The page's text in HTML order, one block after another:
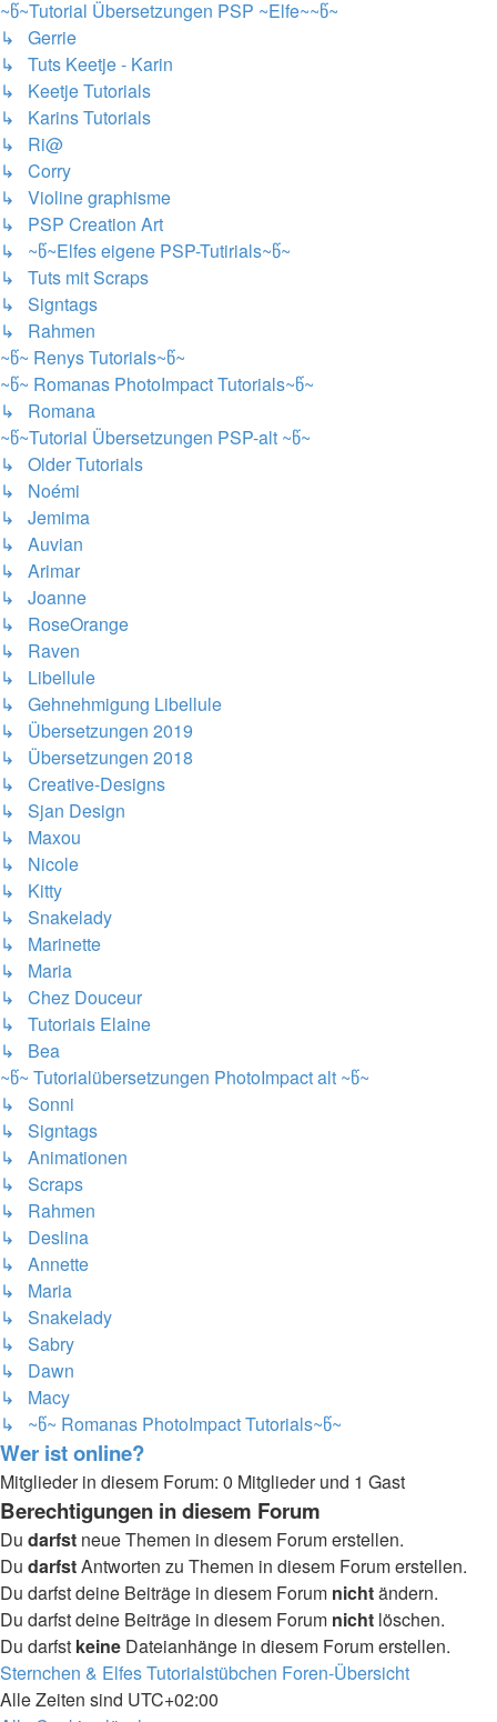
~წ~Tutorial Übersetzungen PSP ~Elfe~~წ~
↳ Gerrie
↳ Tuts Keetje - Karin
↳ Keetje Tutorials
↳ Karins Tutorials
↳ Ri@
↳ Corry
↳ Violine graphisme
↳ PSP Creation Art
↳ ~წ~Elfes eigene PSP-Tutirials~წ~
↳ Tuts mit Scraps
↳ Signtags
↳ Rahmen
~წ~ Renys Tutorials~წ~
~წ~ Romanas PhotoImpact Tutorials~წ~
↳ Romana
~წ~Tutorial Übersetzungen PSP-alt ~წ~
↳ Older Tutorials
↳ Noémi
↳ Jemima
↳ Auvian
↳ Arimar
↳ Joanne
↳ RoseOrange
↳ Raven
↳ Libellule
↳ Gehnehmigung Libellule
↳ Übersetzungen 2019
↳ Übersetzungen 2018
↳ Creative-Designs
↳ Sjan Design
↳ Maxou
↳ Nicole
↳ Kitty
↳ Snakelady
↳ Marinette
↳ Maria
↳ Chez Douceur
↳ Tutoriais Elaine
↳ Bea
~წ~ Tutorialübersetzungen PhotoImpact alt ~წ~
↳ Sonni
↳ Signtags
↳ Animationen
↳ Scraps
↳ Rahmen
↳ Deslina
↳ Annette
↳ Maria
↳ Snakelady
↳ Sabry
↳ Dawn
↳ Macy
↳ ~წ~ Romanas PhotoImpact Tutorials~წ~
Wer ist online?
Mitglieder in diesem Forum: 0 Mitglieder und 1 Gast
Berechtigungen in diesem Forum
Du darfst neue Themen in diesem Forum erstellen.
Du darfstAntworten zu Themen in diesem Forum erstellen.
Du darfst deine Beiträge in diesem Forum nichtändern.
Du darfst deine Beiträge in diesem Forum nicht löschen.
Du darfst keine Dateianhänge in diesem Forum erstellen.
Sternchen & Elfes Tutorialstübchen Foren-Übersicht
Alle Zeiten sind UTC+02:00